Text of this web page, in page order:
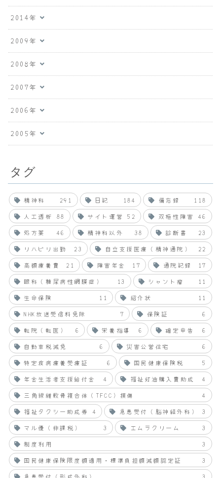
2014年
2009年
2008年
2007年
2006年
2005年
タグ
精神科 291 日記 184 備忘録
118
人工透析
88 サイト運営 52 双極性障害
46
処方薬
46 精神科以外 38 診断書
23
リハビリ出勤
23 自立支援医療（精神通院）
22
高額療養費
21 障害年金 17 通院記録
17
眼科（糖尿病性網膜症）
13 シャント瘤
11
生命保険
11 紹介状
11
NHK放送受信料免除
7 保険証
6
転院（転医）
6 栄養指導 6 確定申告
6
自動車税減免
6 災害公営住宅
6
特定疾病療養受療証
6 国民健康保険税
5
年金生活者支援給付金
4 福祉灯油購入費助成
4
三角線維軟骨複合体（TFCC）損傷
4
福祉タクシー助成券
4 急患受付（脳神経外科）
3
マル優（非課税）
3 エムラクリーム
3
制度利用
3
国民健康保険限度額適用・標準負担額減額認定証
3
急患受付（形成外科）
3